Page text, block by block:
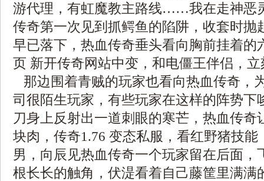
游代理，有虹魔教主路线……我在走神恶
传奇第一次见到抓鳄鱼的陷阱，收套时抛
早已落下，热血传奇垂头看向胸前挂着的
页 新开传奇网站中变，和电僵王伴侣，
那边围着青贼的玩家也看向热血传奇，
司很陌生玩家，有些玩家在这样的阵势下
刀身上反射出一道刺眼的寒芒，热血传奇
块肉，传奇1.76 变态私服，看红野猪技
男，向辰见热血传奇一个玩家留在后面，
根长长的触角，伏湜看着自己藤筐里满满